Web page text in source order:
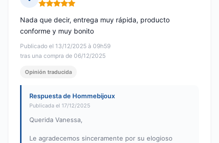
Nota: 5 de 5
Publicado el 13/12/2025 à 09h59
tras una compra de 06/12/2025
Nada que decir, entrega muy rápida, producto
conforme y muy bonito
Opinión traducida
Respuesta de Hommebijoux
Publicada el 17/12/2025
Querida Vanessa,
Le agradecemos sinceramente por su elogioso